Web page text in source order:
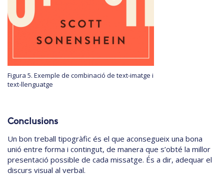
Figura 5. Exemple de combinació de text-imatge i
text-llenguatge
Conclusions
Un bon treball tipogràfic és el que aconsegueix una bona
unió entre forma i contingut, de manera que s’obté la millor
presentació possible de cada missatge. És a dir, adequar el
discurs visual al verbal.